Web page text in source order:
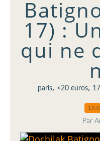
17) :
qui ne
paris, <20 euros,
Par